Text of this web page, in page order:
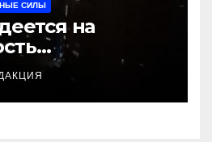
СИЛЫ
на
блэкаута